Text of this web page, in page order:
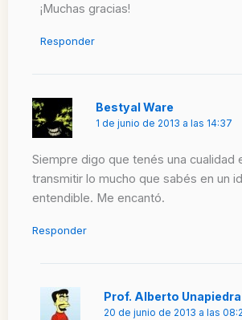
¡Muchas gracias!
Responder
Bestyal Ware
1 de junio de 2013 a las 14:37
Siempre digo que tenés una cualidad
transmitir lo mucho que sabés en un
entendible. Me encantó.
Responder
Prof. Alberto Unapiedra
20 de junio de 2013 a las